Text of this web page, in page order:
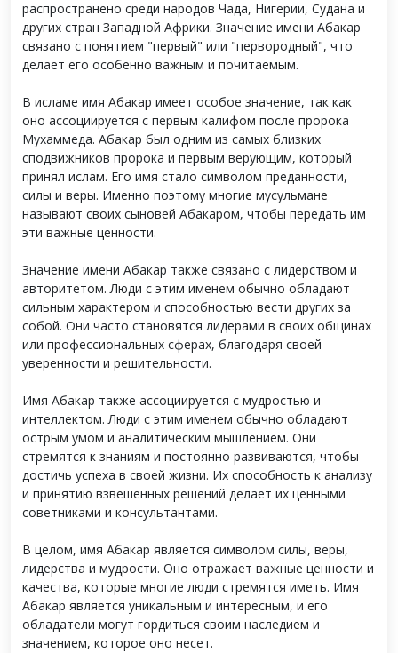
распространено среди народов Чада, Нигерии, Судана и
других стран Западной Африки. Значение имени Абакар
связано с понятием "первый" или "первородный", что
делает его особенно важным и почитаемым.
В исламе имя Абакар имеет особое значение, так как
оно ассоциируется с первым калифом после пророка
Мухаммеда. Абакар был одним из самых близких
сподвижников пророка и первым верующим, который
принял ислам. Его имя стало символом преданности,
силы и веры. Именно поэтому многие мусульмане
называют своих сыновей Абакаром, чтобы передать им
эти важные ценности.
Значение имени Абакар также связано с лидерством и
авторитетом. Люди с этим именем обычно обладают
сильным характером и способностью вести других за
собой. Они часто становятся лидерами в своих общинах
или профессиональных сферах, благодаря своей
уверенности и решительности.
Имя Абакар также ассоциируется с мудростью и
интеллектом. Люди с этим именем обычно обладают
острым умом и аналитическим мышлением. Они
стремятся к знаниям и постоянно развиваются, чтобы
достичь успеха в своей жизни. Их способность к анализу
и принятию взвешенных решений делает их ценными
советниками и консультантами.
В целом, имя Абакар является символом силы, веры,
лидерства и мудрости. Оно отражает важные ценности и
качества, которые многие люди стремятся иметь. Имя
Абакар является уникальным и интересным, и его
обладатели могут гордиться своим наследием и
значением, которое оно несет.